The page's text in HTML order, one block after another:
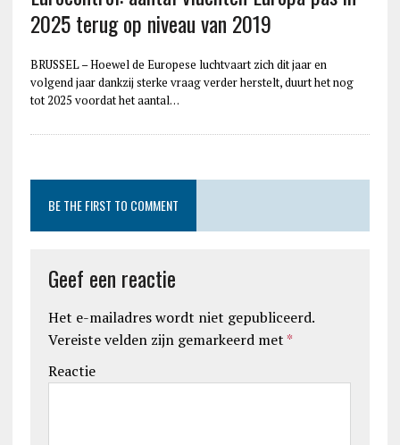
2025 terug op niveau van 2019
BRUSSEL – Hoewel de Europese luchtvaart zich dit jaar en
volgend jaar dankzij sterke vraag verder herstelt, duurt het nog
tot 2025 voordat het aantal…
BE THE FIRST TO COMMENT
Geef een reactie
Het e-mailadres wordt niet gepubliceerd.
Vereiste velden zijn gemarkeerd met *
Reactie